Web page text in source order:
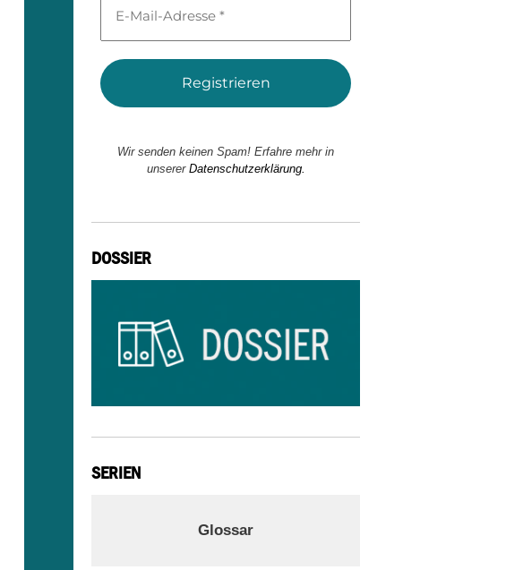
Mail-
*
Wir senden keinen Spam! Erfahre mehr in
unserer Datenschutzerklärung.
DOSSIER
SERIEN
Glossar